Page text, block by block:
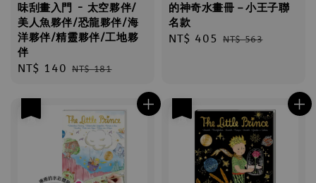
味刮畫入門 - 太空夥伴/
美人魚夥伴/恐龍夥伴/海
洋夥伴/精靈夥伴/工地夥
伴
Sale
NT$ 140 Regular
NT$ 181
的神奇水畫冊－小王子聯
名款
Sale
NT$ 405 Regular
NT$ 563